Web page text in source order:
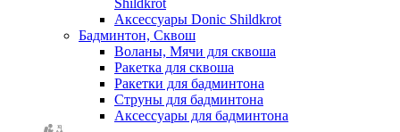
Shildkrot
Аксессуары Donic Shildkrot
Бадминтон, Сквош
Воланы, Мячи для сквоша
Ракетка для сквоша
Ракетки для бадминтона
Струны для бадминтона
Аксессуары для бадминтона